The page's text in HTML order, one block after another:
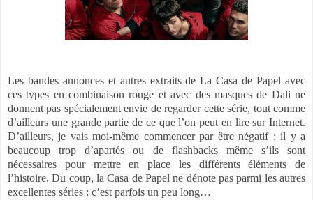
Les bandes annonces et autres extraits de La Casa de Papel avec
ces types en combinaison rouge et avec des masques de Dali ne
donnent pas spécialement envie de regarder cette série, tout comme
d’ailleurs une grande partie de ce que l’on peut en lire sur Internet.
D’ailleurs, je vais moi-même commencer par être négatif : il y a
beaucoup trop d’apartés ou de flashbacks même s’ils sont
nécessaires pour mettre en place les différents éléments de
l’histoire. Du coup, la Casa de Papel ne dénote pas parmi les autres
excellentes séries : c’est parfois un peu long…